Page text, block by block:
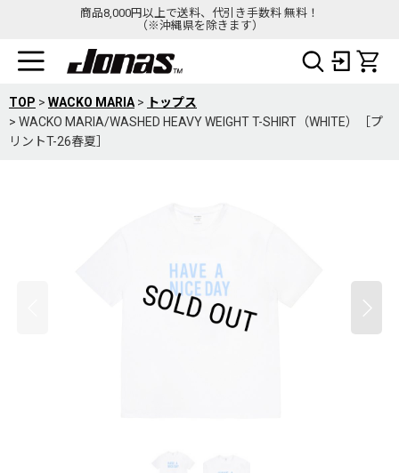
商品8,000円以上で送料、代引き手数料 無料！
（※沖縄県を除きます）
TOP > WACKO MARIA >
トップス
> WACKO MARIA/WASHED HEAVY WEIGHT T-SHIRT（WHITE）［プ
リントT-26春夏］